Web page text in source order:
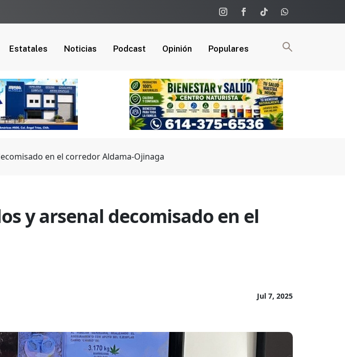
Estatales Noticias Podcast Opinión Populares
en el corredor Aldama-Ojinaga
y arsenal decomisado en el
Jul 7, 2025